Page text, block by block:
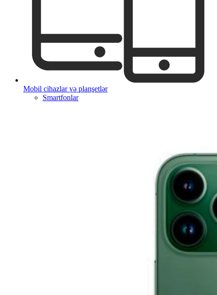
Mobil cihazlar və planşetlər
Smartfonlar